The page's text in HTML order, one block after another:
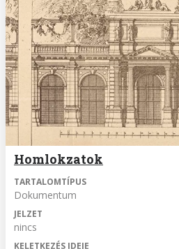
Homlokzatok
TARTALOMTÍPUS
Dokumentum
JELZET
nincs
KELETKEZÉS IDEJE